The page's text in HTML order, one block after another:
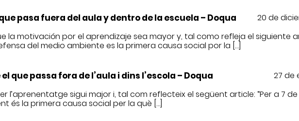
pasa fuera del aula y dentro de la escuela – Doqua
20 de
la motivación por el aprendizaje sea mayor y, tal como refleja el siguiente
del medio ambiente es la primera causa social por la […]
que passa fora de l’aula i dins l’escola – Doqua
27 de
l’aprenentatge sigui major i, tal com reflecteix el següent article: “Per a 7 de
és la primera causa social per la què […]